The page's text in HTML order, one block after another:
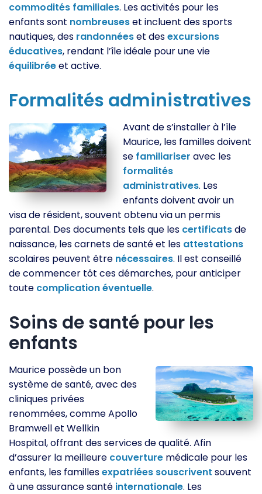
commodités familiales. Les activités pour les
enfants sont nombreuseset incluent des sports
nautiques, des randonnéeset desexcursions
éducatives, rendant l’île idéale pour une vie
équilibréeet active.
Formalités administratives
Avant de s’installer à l’île
Maurice, les familles doivent
se familiariser avec les
formalités
administratives. Les
enfants doivent avoir un
visa de résident, souvent obtenu via un permis
parental. Des documents tels que les certificatsde
naissance, les carnets de santé et les attestations
scolaires peuvent être nécessaires. Il est conseillé
de commencer tôt ces démarches, pour anticiper
toute complicationéventuelle.
Soins de santé pour les
enfants
Maurice possède un bon
système de santé, avec des
cliniques privées
renommées, comme Apollo
Bramwell et Wellkin
Hospital, offrant des services de qualité. Afin
d’assurer la meilleure couverture médicale pour les
enfants, les famillesexpatriées souscrivent souvent
à une assurance santé internationale. Les